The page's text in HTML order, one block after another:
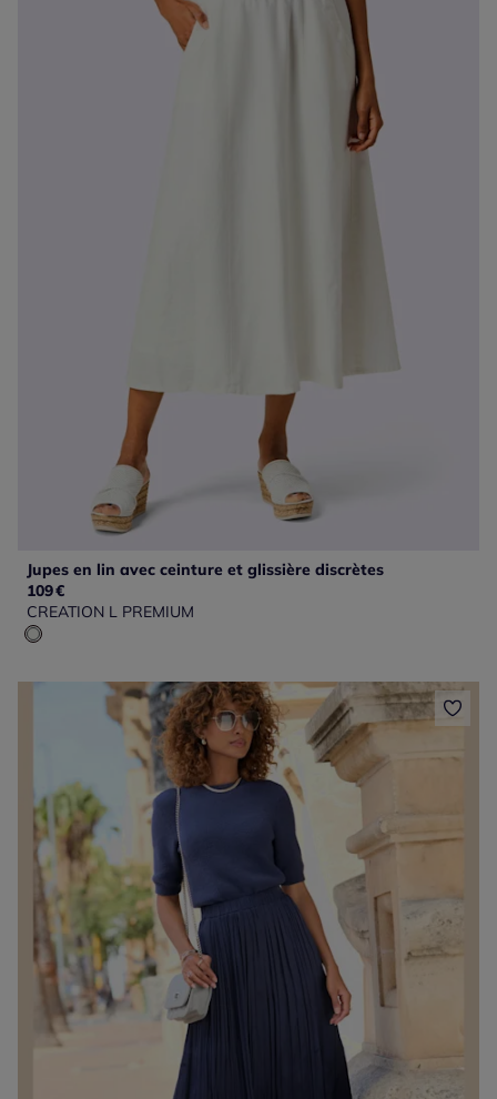
Jupes en lin avec ceinture et glissière discrètes
109€
CREATION L PREMIUM